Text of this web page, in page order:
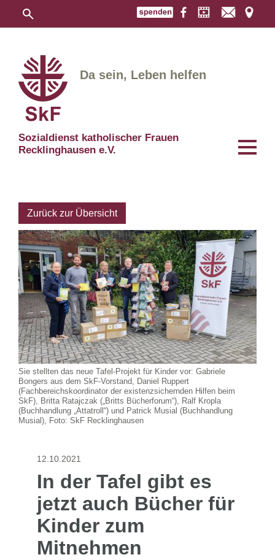
Sozialdienst katholischer Frauen
Recklinghausen e.V.
Da sein, Leben helfen
Zurück zur Übersicht
Sie stellten das neue Tafel-Projekt für Kinder vor: Gabriele
Bongers aus dem SkF-Vorstand, Daniel Ruppert
(Fachbereichskoordinator der existenzsichernden Hilfen beim
SkF), Britta Ratajczak („Britts Bücherforum“), Ralf Kropla
(Buchhandlung „Attatroll“) und Patrick Musial (Buchhandlung
Musial), Foto: SkF Recklinghausen
12.10.2021
In der Tafel gibt es
jetzt auch Bücher für
Kinder zum
Mitnehmen